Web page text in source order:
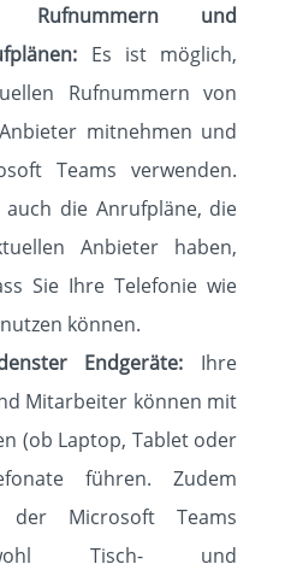
Rufnummern und
Es ist möglich,
Rufnummern von
mitnehmen und
Teams verwenden.
auch die Anrufpläne, die
Anbieter haben,
Sie Ihre Telefonie wie
können.
Endgeräte:
Ihre
Mitarbeiter können mit
(ob Laptop, Tablet oder
führen. Zudem
Microsoft Teams
Tisch- und